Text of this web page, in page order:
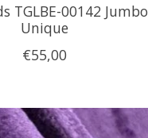
TGLBE-00142 Jumbo
Unique
€55,00